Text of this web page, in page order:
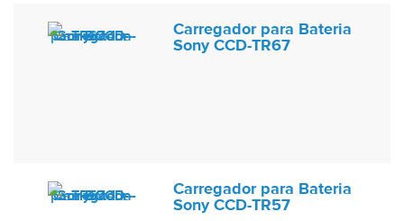
Carregador para Bateria
Sony CCD-TR67
Carregador para Bateria
Sony CCD-TR57